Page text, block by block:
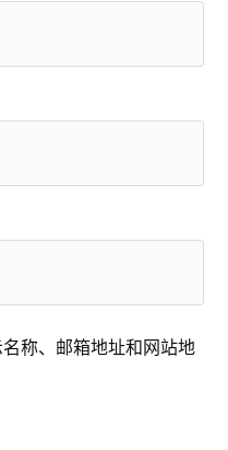
称、邮箱地址和网站地